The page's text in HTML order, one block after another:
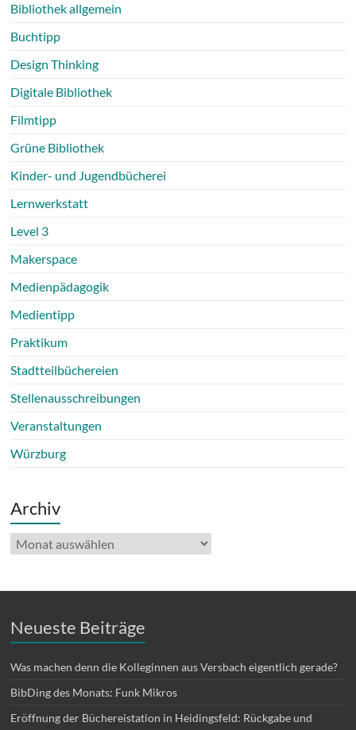
Bibliothek allgemein
Buchtipp
Design Thinking
Digitale Bibliothek
Filmtipp
Grüne Bibliothek
Kinder- und Jugendbücherei
Lernwerkstatt
Level 3
Makerspace
Medienpädagogik
Medientipp
Praktikum
Stadtteilbüchereien
Stellenausschreibungen
Veranstaltungen
Würzburg
Archiv
Archiv
Neueste Beiträge
Was machen denn die Kolleginnen aus Versbach eigentlich gerade?
BibDing des Monats: Funk Mikros
Eröffnung der Büchereistation in Heidingsfeld: Rückgabe und